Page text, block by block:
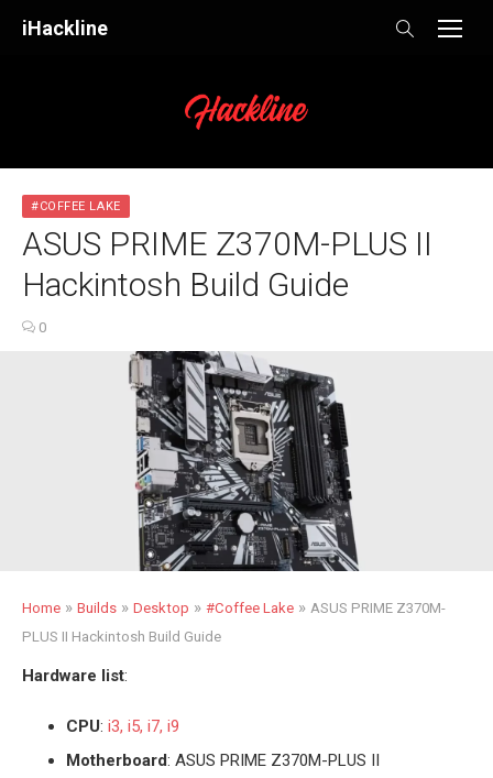
iHackline
#COFFEE LAKE
ASUS PRIME Z370M-PLUS II
Hackintosh Build Guide
0
Home » Builds » Desktop » #Coffee Lake » ASUS PRIME Z370M-
PLUS II Hackintosh Build Guide
Hardware list:
CPU: i3, i5, i7, i9
Motherboard: ASUS PRIME Z370M-PLUS II